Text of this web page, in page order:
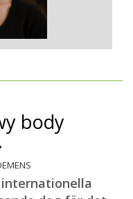
body